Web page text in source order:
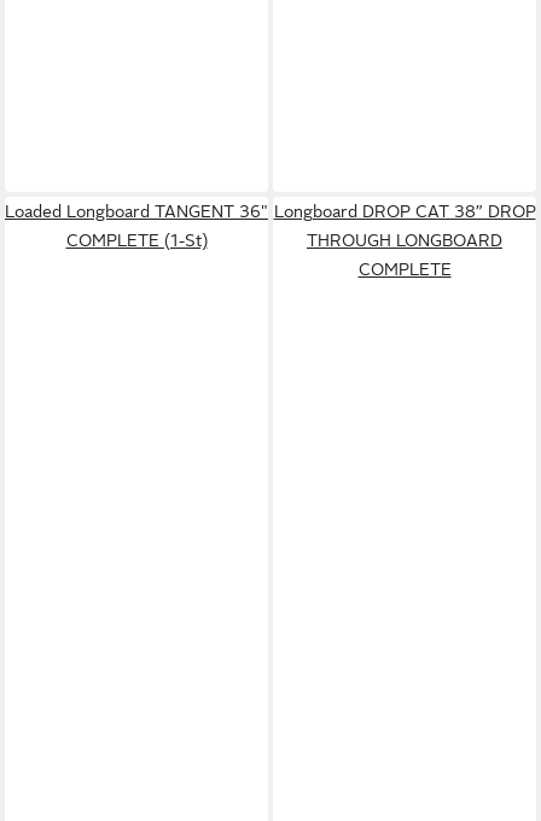
Loaded Longboard TANGENT 36"
COMPLETE (1-St)
Longboard DROP CAT 38” DROP
THROUGH LONGBOARD
COMPLETE